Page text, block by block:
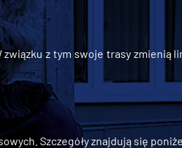
z tym swoje trasy zmienią
Szczegóły znajdują się